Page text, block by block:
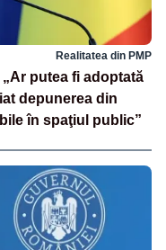
Realitatea din PMP
putea fi adoptată
depunerea din
în spaţiul public”